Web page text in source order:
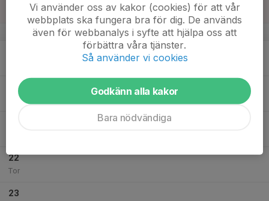
v.29
20
22
Tor
23
Vi använder oss av kakor (cookies) för att vår
webbplats ska fungera bra för dig. De används
även för webbanalys i syfte att hjälpa oss att
förbättra våra tjänster.
Så använder vi cookies
Godkänn alla kakor
Bara nödvändiga